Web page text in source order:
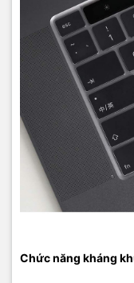
Chức năng kháng